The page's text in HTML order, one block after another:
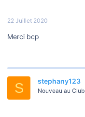
22 Juillet 2020
Merci bcp
S stephany123
Nouveau au Club